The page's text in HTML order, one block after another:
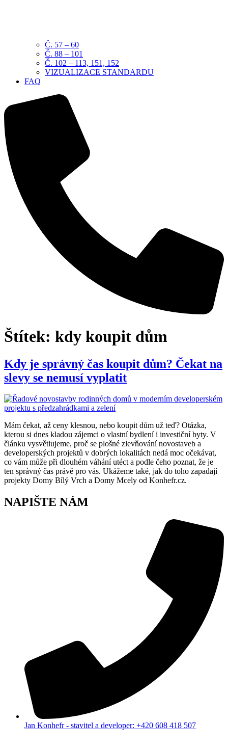
Č. 57 – 60
Č. 88 – 101
Č. 102 – 113, 151, 152
VIZUALIZACE STANDARDU
FAQ
Štítek: kdy koupit dům
Kdy je správný čas koupit dům? Čekat na
slevy se nemusí vyplatit
Mám čekat, až ceny klesnou, nebo koupit dům už teď? Otázka,
kterou si dnes kladou zájemci o vlastní bydlení i investiční byty. V
článku vysvětlujeme, proč se plošné zlevňování novostaveb a
developerských projektů v dobrých lokalitách nedá moc očekávat,
co vám může při dlouhém váhání utéct a podle čeho poznat, že je
ten správný čas právě pro vás. Ukážeme také, jak do toho zapadají
projekty Domy Bílý Vrch a Domy Mcely od Konhefr.cz.
NAPIŠTE NÁM
Jan Konhefr - stavitel a developer: +420 608 418 507